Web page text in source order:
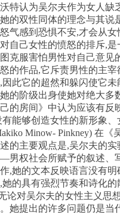
特认为吴尔夫作为女人缺
的双性同体的理念与其说
气感到恐惧不安,才会从女
自己女性的愤怒的排斥,是
克服害怕男性对自己意见
的作品,它斥责男性的主
,因此它的超然和躲闪使它
的阶级出身使她对绝大多
的房间》中认为应该有反
有能够创造女性的新形象
Minow- Pinkney) 在《
的主要观点是,吴尔夫的实
权社会所赋予的叙述、
,她的文本反映语言没有明
,她的具有强烈节奏和诗化
论对吴尔夫的女性主义思
她提出的许多问题仍是当